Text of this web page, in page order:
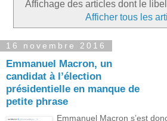
Affichage des articles dont le
Afficher tous les
16 novembre 2016
Emmanuel Macron, un
candidat à l’élection
présidentielle en manque de
petite phrase
Emmanuel Macron s’est